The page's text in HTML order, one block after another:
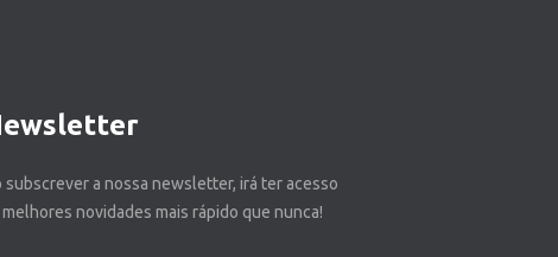
subscrever a nossa newsletter, irá ter acesso
melhores novidades mais rápido que nunca!